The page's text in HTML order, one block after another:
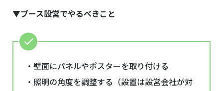
▼ブース設営でやるべきこと
・壁面にパネルやポスターを取り付ける
・照明の角度を調整する（設置は設営会社が対